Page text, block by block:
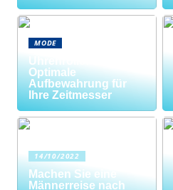
MODE
Uhrenrolle: Die
Optimale
Aufbewahrung für
Ihre Zeitmesser
14/10/2022
Machen Sie eine
Männerreise nach